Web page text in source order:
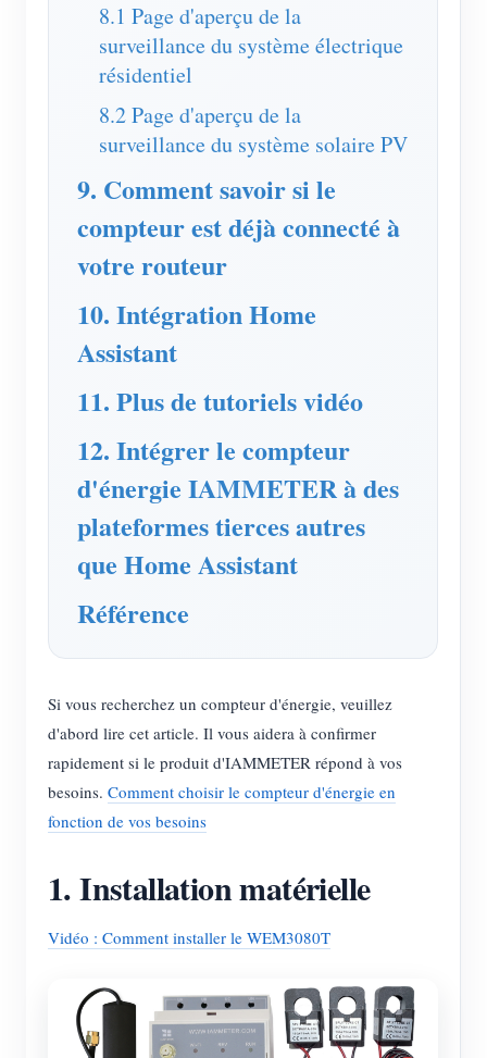
8.1 Page d'aperçu de la
surveillance du système électrique
résidentiel
8.2 Page d'aperçu de la
surveillance du système solaire PV
9. Comment savoir si le
compteur est déjà connecté à
votre routeur
10. Intégration Home
Assistant
11. Plus de tutoriels vidéo
12. Intégrer le compteur
d'énergie IAMMETER à des
plateformes tierces autres
que Home Assistant
Référence
Si vous recherchez un compteur d'énergie, veuillez
d'abord lire cet article. Il vous aidera à confirmer
rapidement si le produit d'IAMMETER répond à vos
besoins. Comment choisir le compteur d'énergie en
fonction de vos besoins
1. Installation matérielle
Vidéo : Comment installer le WEM3080T